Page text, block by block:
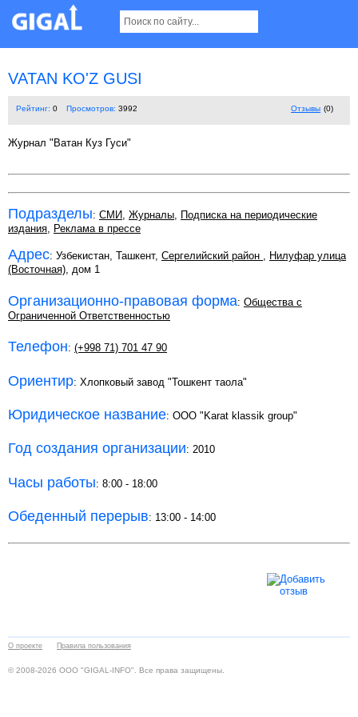
VATAN KO'Z GUSI
Рейтинг: 0 Просмотров: 3992 Отзывы (0)
Журнал "Ватан Куз Гуси"
Подразделы: СМИ, Журналы, Подписка на периодические
издания, Реклама в прессе
Адрес: Узбекистан, Ташкент, Сергелийский район , Нилуфар улица
(Восточная), дом 1
Организационно-правовая форма: Общества с
Ограниченной Ответственностью
Телефон: (+998 71) 701 47 90
Ориентир: Хлопковый завод "Тошкент таола"
Юридическое название: ООО "Karat klassik group"
Год создания организации: 2010
Часы работы: 8:00 - 18:00
Обеденный перерыв: 13:00 - 14:00
О проекте Правила пользования
© 2008-2026 ООО "GIGAL-INFO". Все права защищены.